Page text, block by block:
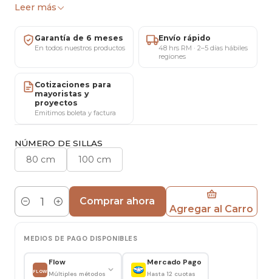
✔ Pago seguro mediante tarjetas de crédito,
✔ 5 días para cambios o devoluciones según
respaldada por MARICAT®
✔ Showroom ubicado en San Miguel, Santiago
(atención con cita previa)
teléfono: +56 9 5812 56898
✔ Cotizaciones especiales para compras mayoristas
y proyectos comerciales
La Mesa Eames Eiffel Metálica combina un diseño
aportan ligereza visual y solidez estructural. Su
Leer más
Garantía de 6 meses
En todos nuestros productos
Envío rápido
48 hrs RM · 2–5 días hábiles
regiones
Cotizaciones para
mayoristas y
proyectos
Emitimos boleta y factura
NÚMERO DE SILLAS
80 cm 100 cm
Cantidad Agregar al Carro
Comprar ahora
MEDIOS DE PAGO DISPONIBLES
FLOW
Flow
Múltiples métodos
Mercado Pago
Hasta 12 cuotas